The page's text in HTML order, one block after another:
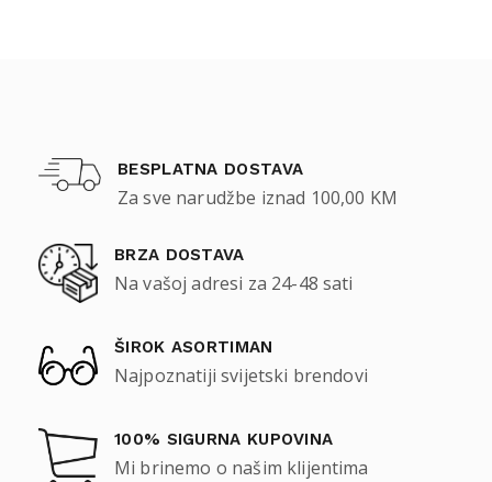
BESPLATNA DOSTAVA
Za sve narudžbe iznad 100,00 KM
BRZA DOSTAVA
Na vašoj adresi za 24-48 sati
ŠIROK ASORTIMAN
Najpoznatiji svijetski brendovi
100% SIGURNA KUPOVINA
Mi brinemo o našim klijentima